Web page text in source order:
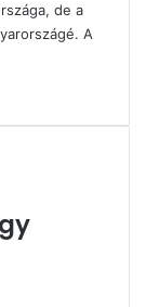
de a
A